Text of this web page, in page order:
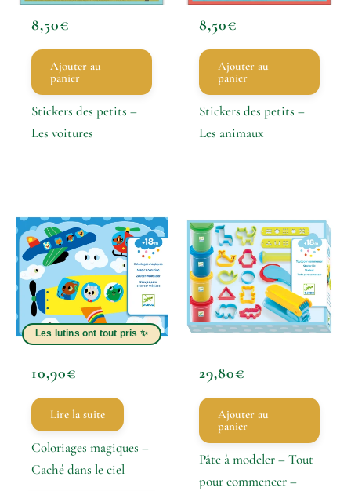
8,50€
Ajouter au
panier
Stickers des petits –
Les voitures
8,50€
Ajouter au
panier
Stickers des petits –
Les animaux
10,90€
Lire la suite
Coloriages magiques –
Caché dans le ciel
29,80€
Ajouter au
panier
Pâte à modeler – Tout
pour commencer –